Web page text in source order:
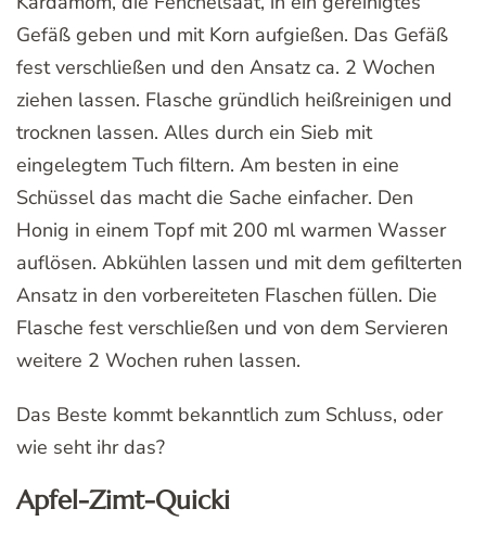
Gefäß geben und mit Korn aufgießen. Das Gefäß
fest verschließen und den Ansatz ca. 2 Wochen
ziehen lassen. Flasche gründlich heißreinigen und
trocknen lassen. Alles durch ein Sieb mit
eingelegtem Tuch filtern. Am besten in eine
Schüssel das macht die Sache einfacher. Den
Honig in einem Topf mit 200 ml warmen Wasser
auflösen. Abkühlen lassen und mit dem gefilterten
Ansatz in den vorbereiteten Flaschen füllen. Die
Flasche fest verschließen und von dem Servieren
weitere 2 Wochen ruhen lassen.
Das Beste kommt bekanntlich zum Schluss, oder
wie seht ihr das?
Apfel-Zimt-Quicki